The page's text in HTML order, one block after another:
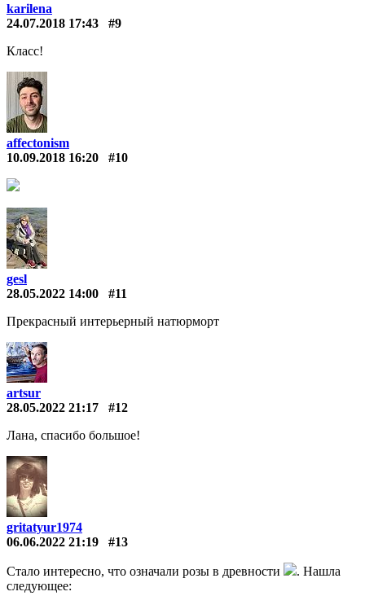
karilena
24.07.2018 17:43
#9
Класс!
affectonism
10.09.2018 16:20
#10
gesl
28.05.2022 14:00
#11
Прекрасный интерьерный натюрморт
artsur
28.05.2022 21:17
#12
Лана, спасибо большое!
gritatyur1974
06.06.2022 21:19
#13
Стало интересно, что означали розы в древности
. Нашла
следующее: